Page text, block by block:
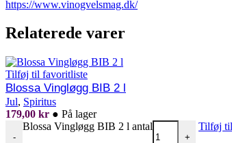
https://www.vinogvelsmag.dk/
Relaterede varer
Tilføj til favoritliste
Blossa Vingløgg BIB 2 l
Jul, Spiritus
179,00 kr ● På lager
-
Blossa Vingløgg BIB 2 l antal
+
Tilføj